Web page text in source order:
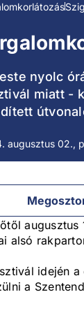
nyolc
miatt -
augusztus 02.,
augusztus
alsó
idején
a